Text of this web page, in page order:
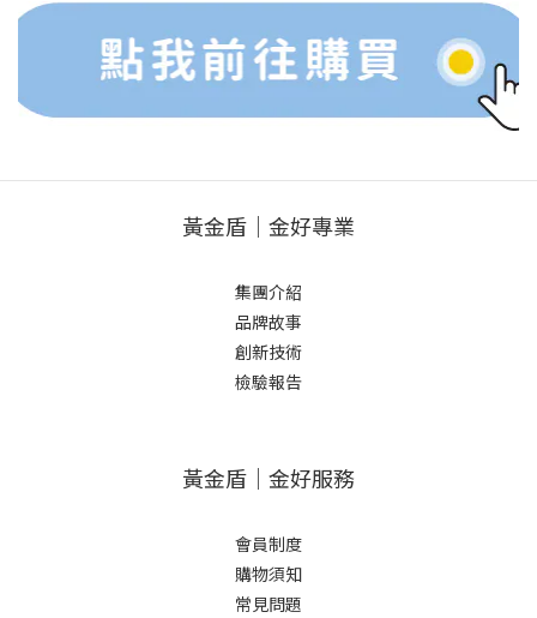
黃金盾｜金好專業
集團介紹
品牌故事
創新技術
檢驗報告
黃金盾｜金好服務
會員制度
購物須知
常見問題